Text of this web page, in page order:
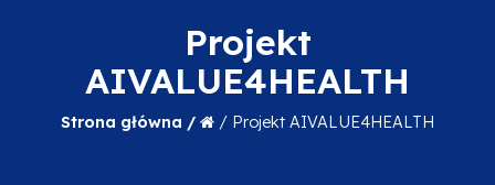
Projekt
AIVALUE4HEALTH
Strona główna / / Projekt AIVALUE4HEALTH